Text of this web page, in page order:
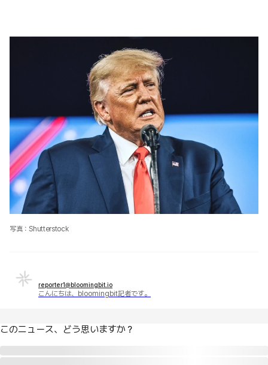
写真：Shutterstock
reporter1@bloomingbit.io
こんにちは、bloomingbit記者です。
このニュース、どう思いますか？